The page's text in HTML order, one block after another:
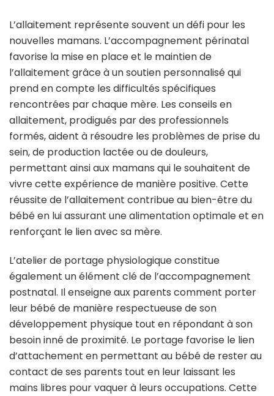
L’allaitement représente souvent un défi pour les
nouvelles mamans. L’accompagnement périnatal
favorise la mise en place et le maintien de
l’allaitement grâce à un soutien personnalisé qui
prend en compte les difficultés spécifiques
rencontrées par chaque mère. Les conseils en
allaitement, prodigués par des professionnels
formés, aident à résoudre les problèmes de prise du
sein, de production lactée ou de douleurs,
permettant ainsi aux mamans qui le souhaitent de
vivre cette expérience de manière positive. Cette
réussite de l’allaitement contribue au bien-être du
bébé en lui assurant une alimentation optimale et en
renforçant le lien avec sa mère.
L’atelier de portage physiologique constitue
également un élément clé de l’accompagnement
postnatal. Il enseigne aux parents comment porter
leur bébé de manière respectueuse de son
développement physique tout en répondant à son
besoin inné de proximité. Le portage favorise le lien
d’attachement en permettant au bébé de rester au
contact de ses parents tout en leur laissant les
mains libres pour vaquer à leurs occupations. Cette